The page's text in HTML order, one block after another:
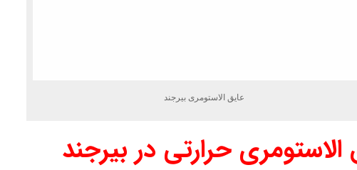
عایق الاستومری بیرجند
الاستومری حرارتی در بیرجند